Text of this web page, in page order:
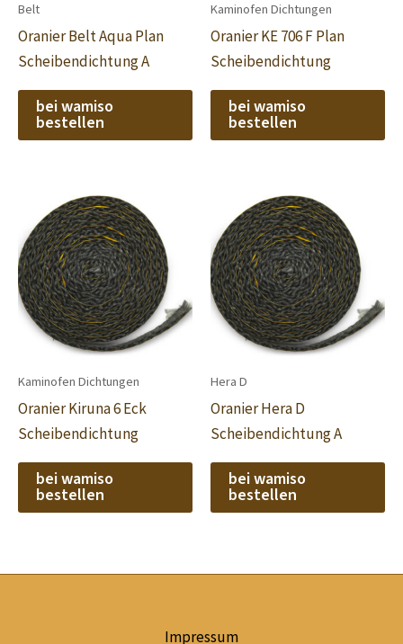
Belt
Oranier Belt Aqua Plan
Scheibendichtung A
bei wamiso
bestellen
Kaminofen Dichtungen
Oranier KE 706 F Plan
Scheibendichtung
bei wamiso
bestellen
Kaminofen Dichtungen
Oranier Kiruna 6 Eck
Scheibendichtung
bei wamiso
bestellen
Hera D
Oranier Hera D
Scheibendichtung A
bei wamiso
bestellen
Impressum